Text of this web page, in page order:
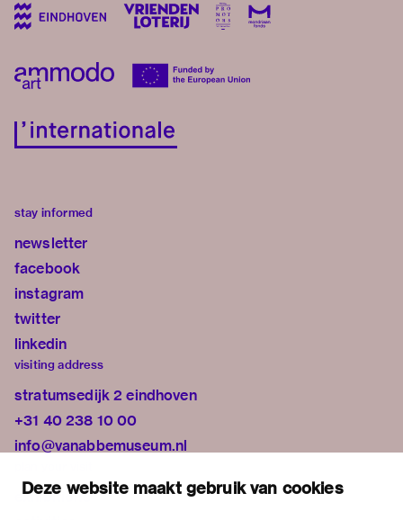
Deze website maakt gebruik van cookies
stay informed
newsletter
facebook
instagram
twitter
linkedin
visiting address
stratumsedijk 2 eindhoven
+31 40 238 10 00
info@vanabbemuseum.nl
exhibitions